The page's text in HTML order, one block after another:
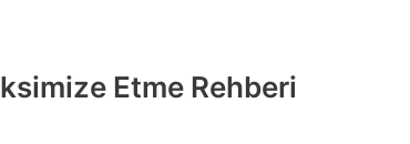
Etme Rehberi